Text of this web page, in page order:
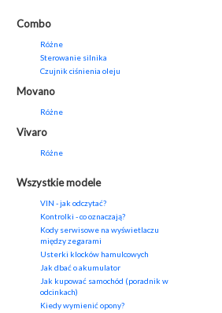
Combo
Różne
Sterowanie silnika
Czujnik ciśnienia oleju
Movano
Różne
Vivaro
Różne
Wszystkie modele
VIN - jak odczytać?
Kontrolki - co oznaczają?
Kody serwisowe na wyświetlaczu
między zegarami
Usterki klocków hamulcowych
Jak dbać o akumulator
Jak kupować samochód (poradnik w
odcinkach)
Kiedy wymienić opony?